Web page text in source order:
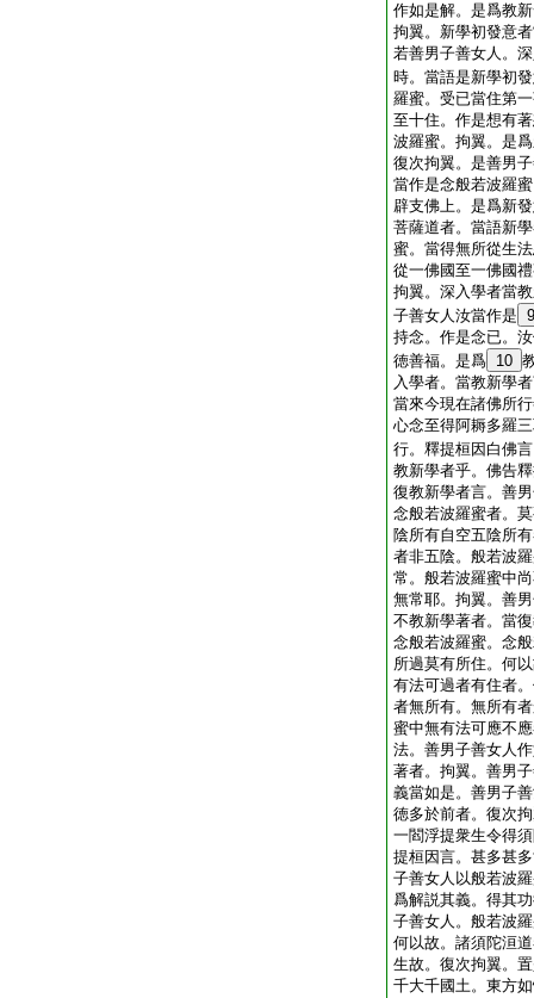
作如是解。是爲教
拘翼。新學初發意
若善男子善女人。
時。當語是新學初
羅蜜。受已當住第
至十住。作是想有
波羅蜜。拘翼。是
復次拘翼。是善男
當作是念般若波羅
辟支佛上。是爲新
菩薩道者。當語新
蜜。當得無所從生
從一佛國至一佛國
拘翼。深入學者當
子善女人汝當作是 9
持念。作是念已。
徳善福。是爲 10
入學者。當教新學
當來今現在諸佛所
心念至得阿耨多羅
行。釋提桓因白佛
教新學者乎。佛告
復教新學者言。善
念般若波羅蜜者。
陰所有自空五陰所
者非五陰。般若波
常。般若波羅蜜中
無常耶。拘翼。善
不教新學著者。當
念般若波羅蜜。念
所過莫有所住。何
有法可過者有住者
者無所有。無所有
蜜中無有法可應不
法。善男子善女人
著者。拘翼。善男
義當如是。善男子
徳多於前者。復次
一閻浮提衆生令得
提桓因言。甚多甚
子善女人以般若波
爲解説其義。得其
子善女人。般若波
何以故。諸須陀洹
生故。復次拘翼。
千大千國土。東方